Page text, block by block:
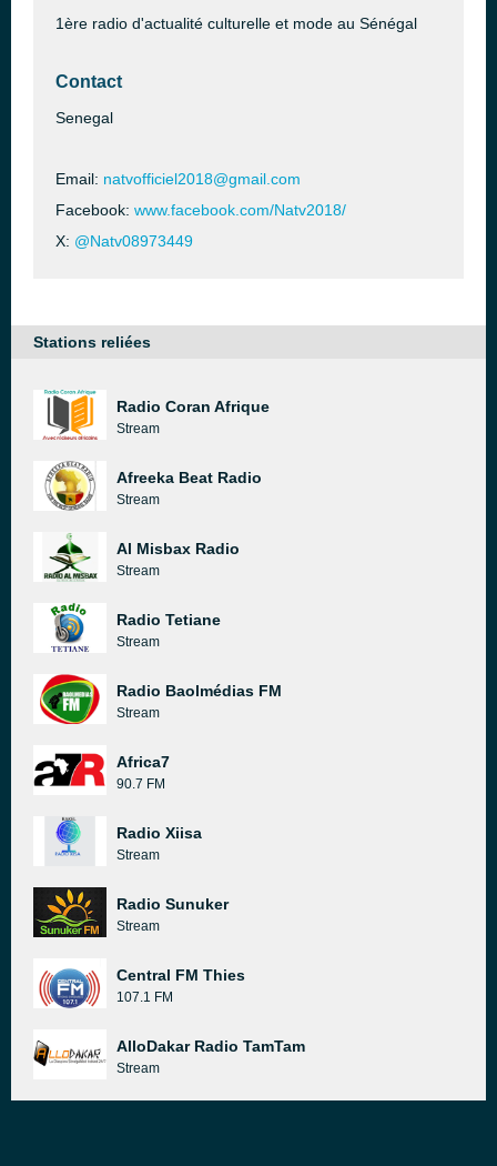
1ère radio d'actualité culturelle et mode au Sénégal
Contact
Senegal
Email: natvofficiel2018@gmail.com
Facebook: www.facebook.com/Natv2018/
X: @Natv08973449
Stations reliées
Radio Coran Afrique
Stream
Afreeka Beat Radio
Stream
Al Misbax Radio
Stream
Radio Tetiane
Stream
Radio Baolmédias FM
Stream
Africa7
90.7 FM
Radio Xiisa
Stream
Radio Sunuker
Stream
Central FM Thies
107.1 FM
AlloDakar Radio TamTam
Stream